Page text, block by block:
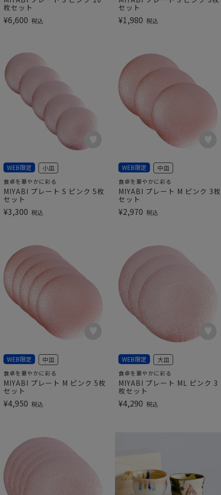
枚セット
¥6,600 税込
セット
¥1,980 税込
WEB限定 小皿
食卓を華やかに彩る
MIYABI プレート S ピンク 5枚
セット
¥3,300 税込
WEB限定 中皿
食卓を華やかに彩る
MIYABI プレート M ピンク 3枚
セット
¥2,970 税込
WEB限定 中皿
食卓を華やかに彩る
MIYABI プレート M ピンク 5枚
セット
¥4,950 税込
WEB限定 大皿
食卓を華やかに彩る
MIYABI プレート ML ピンク 3
枚セット
¥4,290 税込